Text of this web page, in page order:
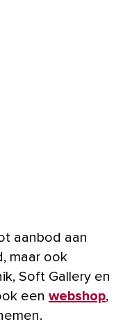
aanbod aan
maar ook
Soft Gallery en
een webshop,